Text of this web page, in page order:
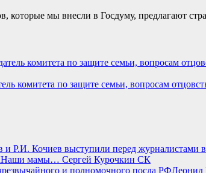
которые мы внесли в Госдуму, предлагают
комитета по защите семьи, вопросам
Р.И. Кочиев выступили перед журналистами
Наши мамы… Сергей Курочкин СК
Леонид